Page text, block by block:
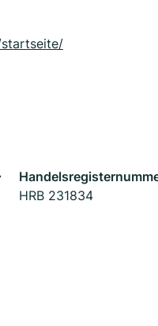
HRB 231834